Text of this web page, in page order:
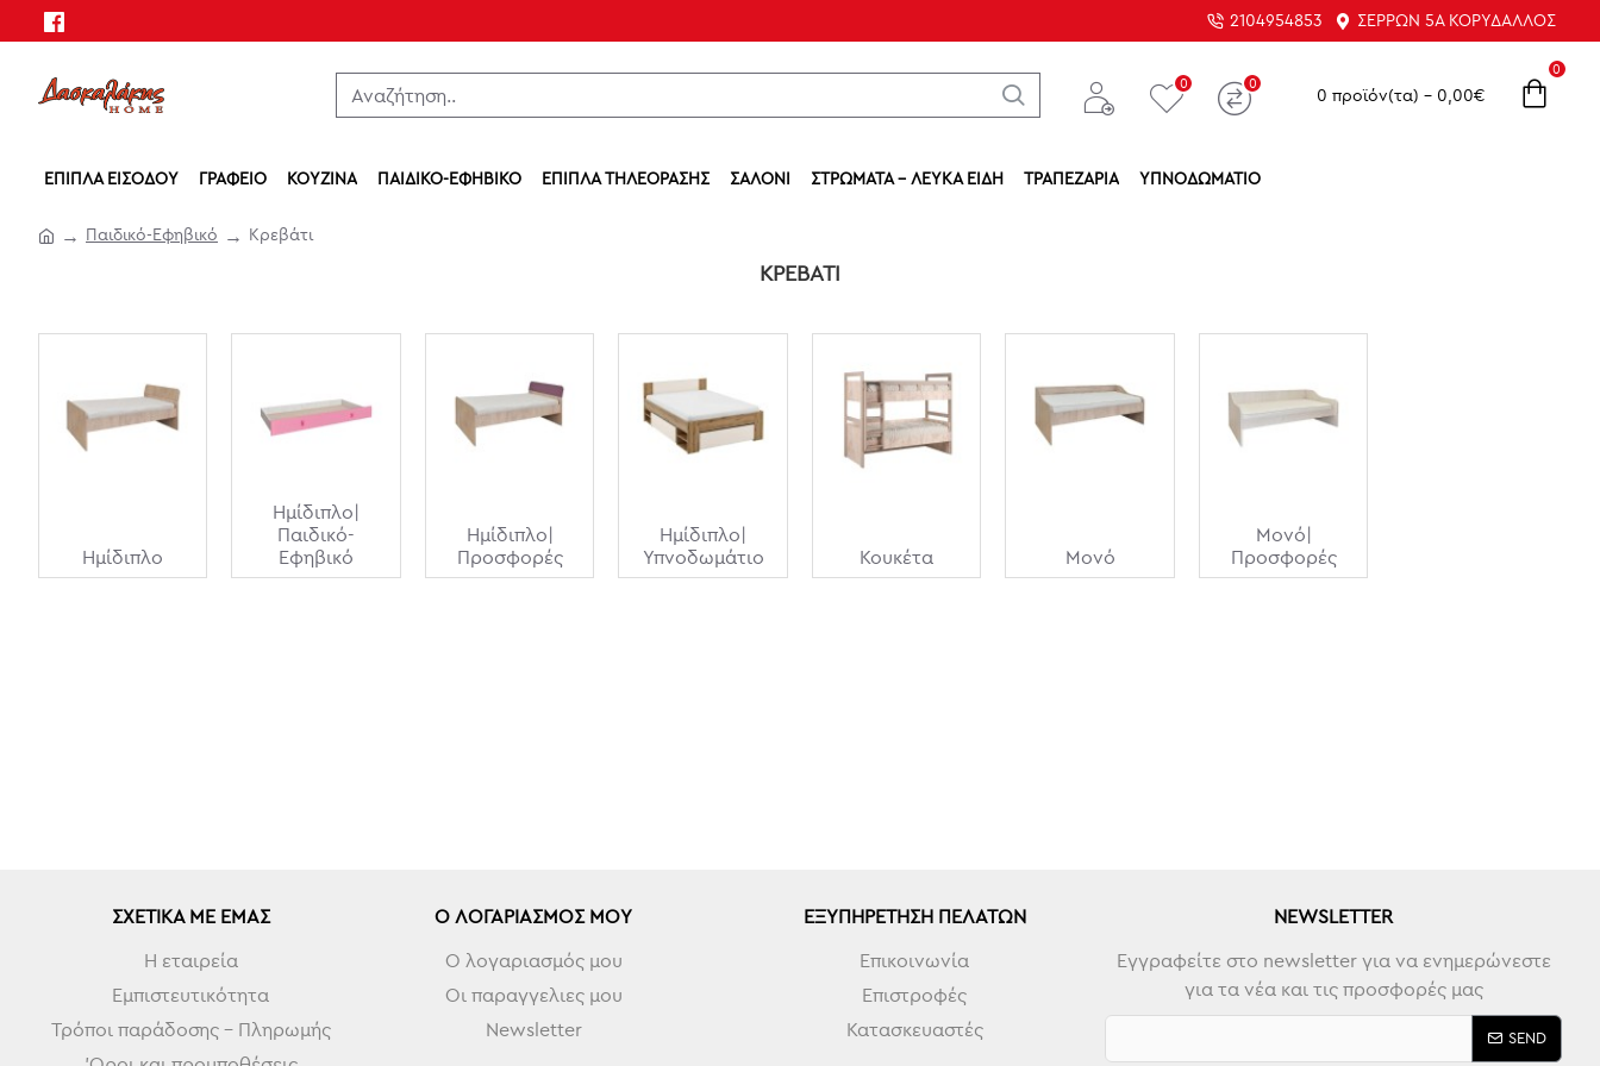
2104954853 ΣΕΡΡΏΝ 5Α ΚΟΡΥΔΑΛΛΌΣ
0 0
0 προϊόν(τα) - 0,00€
0
ΈΠΙΠΛΑ ΕΙΣΌΔΟΥ ΓΡΑΦΕΊΟ ΚΟΥΖΊΝΑ ΠΑΙΔΙΚΌ-ΕΦΗΒΙΚΌ ΈΠΙΠΛΑ ΤΗΛΕΌΡΑΣΗΣ ΣΑΛΌΝΙ ΣΤΡΏΜΑΤΑ - ΛΕΥΚΆ ΕΊΔΗ ΤΡΑΠΕΖΑΡΊΑ ΥΠΝΟΔΩΜΆΤΙΟ
Παιδικό-Εφηβικό Κρεβάτι
ΚΡΕΒΆΤΙ
Ημίδιπλο
Ημίδιπλο|
Παιδικό-
Εφηβικό
Ημίδιπλο|
Προσφορές
Ημίδιπλο|
Υπνοδωμάτιο
Κουκέτα Μονό
Μονό|
Προσφορές
ΣΧΕΤΙΚΆ ΜΕ ΕΜΆΣ
Η εταιρεία
Εμπιστευτικότητα
Τρόποι παράδοσης - Πληρωμής
Ο ΛΟΓΑΡΙΑΣΜΌΣ ΜΟΥ
Ο λογαριασμός μου
Οι παραγγελιες μου
Newsletter
ΕΞΥΠΗΡΈΤΗΣΗ ΠΕΛΑΤΏΝ
Επικοινωνία
Επιστροφές
Κατασκευαστές
NEWSLETTER
Εγγραφείτε στο newsletter για να ενημερώνεστε
για τα νέα και τις προσφορές μας
SEND